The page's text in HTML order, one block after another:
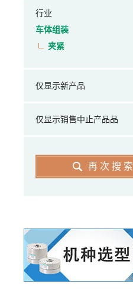
行业
车体组装
夹紧
仅显示新产品
仅显示销售中止产品品
再次搜索